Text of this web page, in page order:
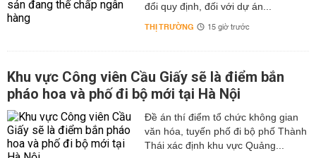
đổi quy định, đối với dự án...
THỊ TRƯỜNG 15 giờ trước
Khu vực Công viên Cầu Giấy sẽ là điểm bắn
pháo hoa và phố đi bộ mới tại Hà Nội
Đề án thí điểm tổ chức không gian
văn hóa, tuyến phố đi bộ phố Thành
Thái xác định khu vực Quảng...